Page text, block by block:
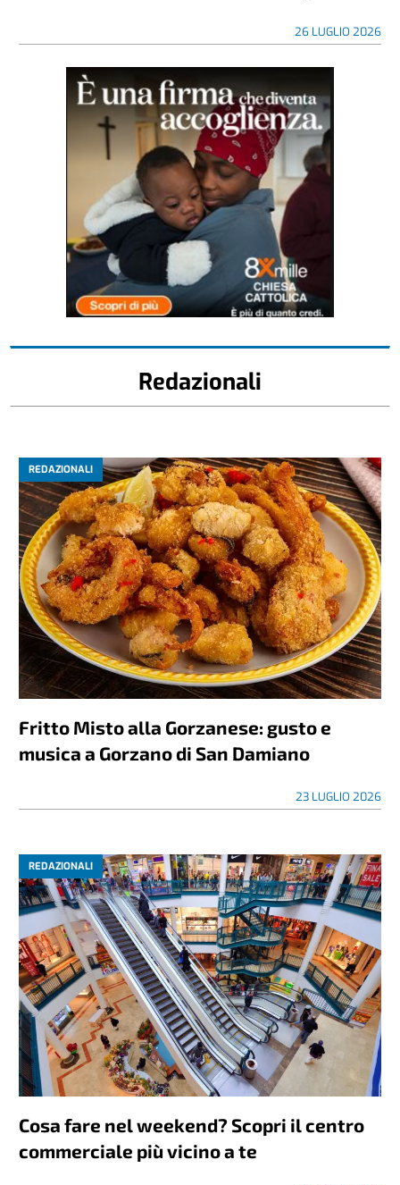
26 LUGLIO 2026
Redazionali
REDAZIONALI
Fritto Misto alla Gorzanese: gusto e
musica a Gorzano di San Damiano
23 LUGLIO 2026
REDAZIONALI
Cosa fare nel weekend? Scopri il centro
commerciale più vicino a te